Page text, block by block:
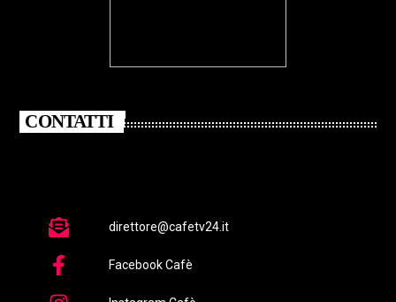
CONTATTI
direttore@cafetv24.it
Facebook Cafè